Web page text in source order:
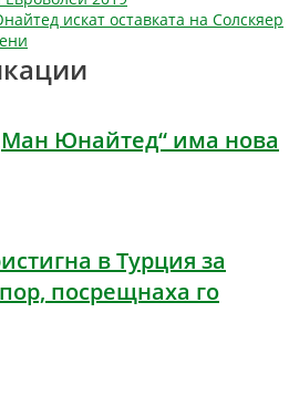
искат оставката на Солскяер
Юнайтед“ има нова
в Турция за
посрещнаха го